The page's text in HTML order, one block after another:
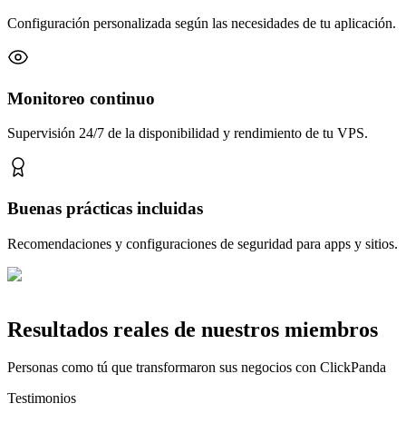
Configuración personalizada según las necesidades de tu aplicación.
Monitoreo continuo
Supervisión 24/7 de la disponibilidad y rendimiento de tu VPS.
Buenas prácticas incluidas
Recomendaciones y configuraciones de seguridad para apps y sitios.
Resultados reales de nuestros miembros
Personas como tú que transformaron sus negocios con ClickPanda
Testimonios